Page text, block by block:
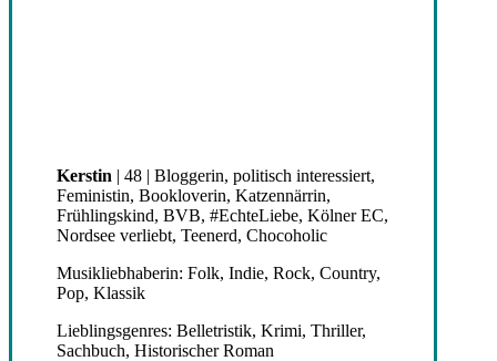
Kerstin | 48 | Bloggerin, politisch interessiert,
Feministin, Bookloverin, Katzennärrin,
Frühlingskind, BVB, #EchteLiebe, Kölner EC,
Nordsee verliebt, Teenerd, Chocoholic
Musikliebhaberin: Folk, Indie, Rock, Country,
Pop, Klassik
Lieblingsgenres: Belletristik, Krimi, Thriller,
Sachbuch, Historischer Roman